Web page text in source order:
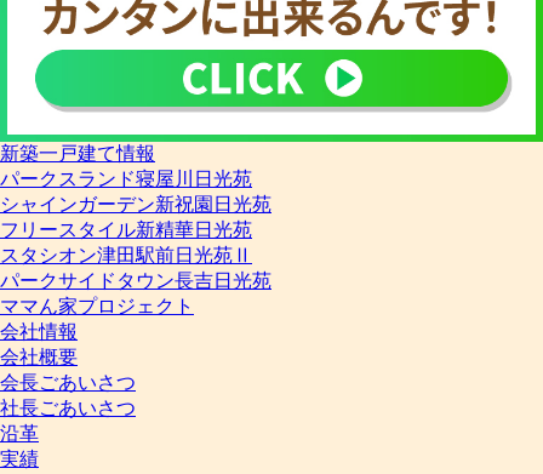
新築一戸建て情報
パークスランド寝屋川日光苑
シャインガーデン新祝園日光苑
フリースタイル新精華日光苑
スタシオン津田駅前日光苑Ⅱ
パークサイドタウン長吉日光苑
ママん家プロジェクト
会社情報
会社概要
会長ごあいさつ
社長ごあいさつ
沿革
実績